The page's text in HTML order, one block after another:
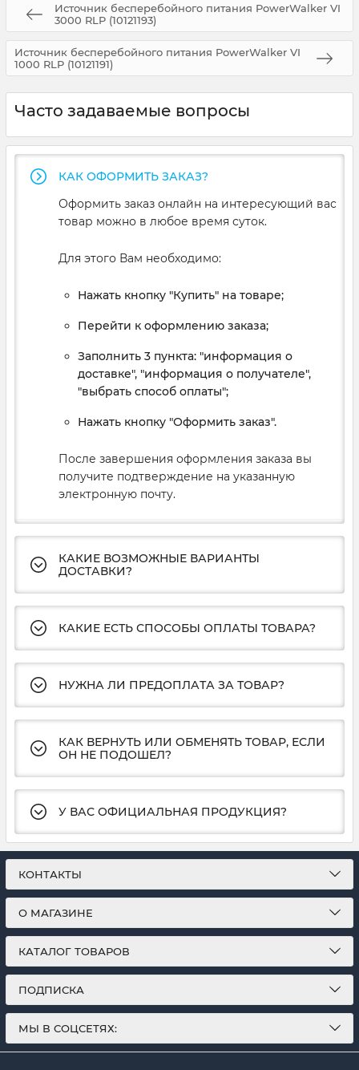
Источник бесперебойного питания PowerWalker VI
3000 RLP (10121193)
Источник бесперебойного питания PowerWalker VI
1000 RLP (10121191)
Часто задаваемые вопросы
КАК ОФОРМИТЬ ЗАКАЗ?
Оформить заказ онлайн на интересующий вас
товар можно в любое время суток.
Для этого Вам необходимо:
Нажать кнопку "Купить" на товаре;
Перейти к оформлению заказа;
Заполнить 3 пункта: "информация о
доставке", "информация о получателе",
"выбрать способ оплаты";
Нажать кнопку "Оформить заказ".
После завершения оформления заказа вы
получите подтверждение на указанную
электронную почту.
КАКИЕ ВОЗМОЖНЫЕ ВАРИАНТЫ
ДОСТАВКИ?
КАКИЕ ЕСТЬ СПОСОБЫ ОПЛАТЫ ТОВАРА?
НУЖНА ЛИ ПРЕДОПЛАТА ЗА ТОВАР?
КАК ВЕРНУТЬ ИЛИ ОБМЕНЯТЬ ТОВАР, ЕСЛИ
ОН НЕ ПОДОШЕЛ?
У ВАС ОФИЦИАЛЬНАЯ ПРОДУКЦИЯ?
КОНТАКТЫ
О МАГАЗИНЕ
КАТАЛОГ ТОВАРОВ
ПОДПИСКА
МЫ В СОЦСЕТЯХ: